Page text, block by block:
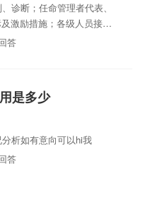
诊断；任命管理者代表、
激励措施；各级人员接受
标准知识培训；品
答
是多少
析如有意向可以hi我
答